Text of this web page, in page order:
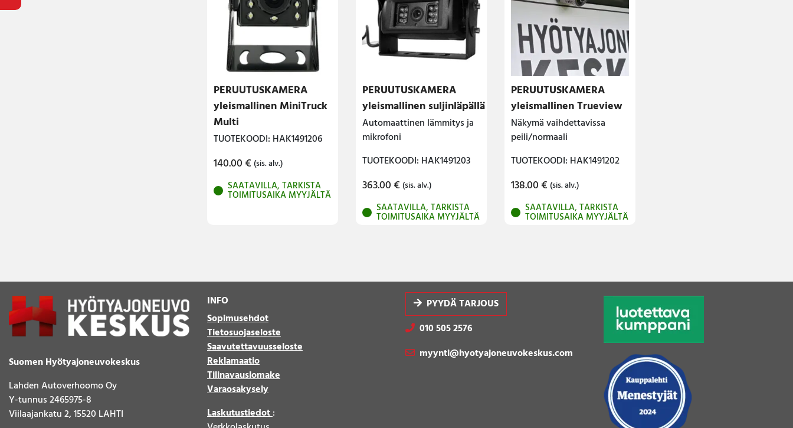
PERUUTUSKAMERA
yleismallinen MiniTruck
Multi
TUOTEKOODI: HAK1491206
140.00€ (sis. alv.)
SAATAVILLA, TARKISTA
TOIMITUSAIKA MYYJÄLTÄ
PERUUTUSKAMERA
yleismallinen suljinläpällä
Automaattinen lämmitys ja
mikrofoni
TUOTEKOODI: HAK1491203
363.00€ (sis. alv.)
SAATAVILLA, TARKISTA
TOIMITUSAIKA MYYJÄLTÄ
PERUUTUSKAMERA
yleismallinen Trueview
Näkymä vaihdettavissa
peili/normaali
TUOTEKOODI: HAK1491202
138.00€ (sis. alv.)
SAATAVILLA, TARKISTA
TOIMITUSAIKA MYYJÄLTÄ
Suomen Hyötyajoneuvokeskus
Lahden Autoverhoomo Oy
Y-tunnus 2465975-8
Viilaajankatu 2, 15520 LAHTI
INFO
Sopimusehdot
Tietosuojaseloste
Saavutettavuusseloste
Reklamaatio
Tilinavauslomake
Varaosakysely
Laskutustiedot:
PYYDÄ TARJOUS
010 505 2576
myynti@hyotyajoneuvokeskus.com